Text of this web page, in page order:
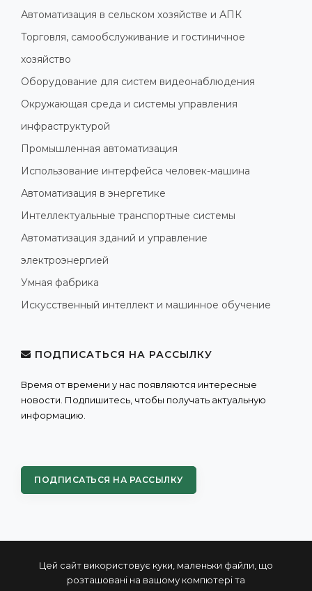
Цей сайт використовує куки, маленьки файли, що
розташовані на вашому компютері та
Автоматизация в сельском хозяйстве и АПК
Торговля, самообслуживание и гостиничное
хозяйство
Оборудование для систем видеонаблюдения
Окружающая среда и системы управления
инфраструктурой
Промышленная автоматизация
Использование интерфейса человек-машина
Автоматизация в энергетике
Интеллектуальные транспортные системы
Автоматизация зданий и управление
электроэнергией
Умная фабрика
Искусственный интеллект и машинное обучение
ПОДПИСАТЬСЯ НА РАССЫЛКУ
Время от времени у нас появляются интересные
новости. Подпишитесь, чтобы получать актуальную
информацию.
ПОДПИСАТЬСЯ НА РАССЫЛКУ